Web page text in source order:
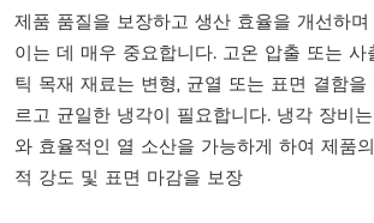
제품 품질을 보장하고 생산 효율을 개선하
이는 데 매우 중요합니다. 고온 압출 또는
틱 목재 재료는 변형, 균열 또는 표면 결함
르고 균일한 냉각이 필요합니다. 냉각 장비
와 효율적인 열 소산을 가능하게 하여 제품
적 강도 및 표면 마감을 보장